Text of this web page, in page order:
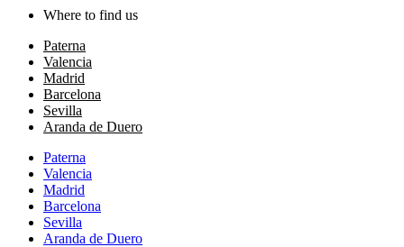
Where to find us
Paterna
Valencia
Madrid
Barcelona
Sevilla
Aranda de Duero
Paterna
Valencia
Madrid
Barcelona
Sevilla
Aranda de Duero